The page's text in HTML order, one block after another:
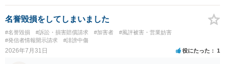
と存じます。発信者情報開示請求が進むと、投稿に使った回線の契約
者のところに、意見照会がなされます。アカウント情報開示の場合
は、アカウントの登録メールに意見照会がなされます。 また、された
場合賠償金はいくらでしょうか。 →ケースバイケースであり、数万円
から１００万単位まで様々でしょう。裁判外であれば交渉して相手方
名誉毀損をしてしまいました
#名誉毀損 #訴訟・損害賠償請求 #加害者
#風評被害・営業妨害
#発信者情報開示請求
#誹謗中傷
2026年7月31日 役にたった 1